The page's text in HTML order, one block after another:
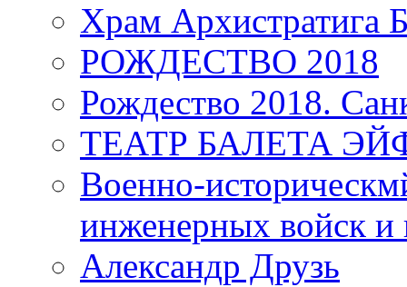
Храм
РОЖДЕСТВО 2018
Рождество 2018.
ТЕАТР БАЛЕТА
Военно-
инженерных войск и
Александр Друзь